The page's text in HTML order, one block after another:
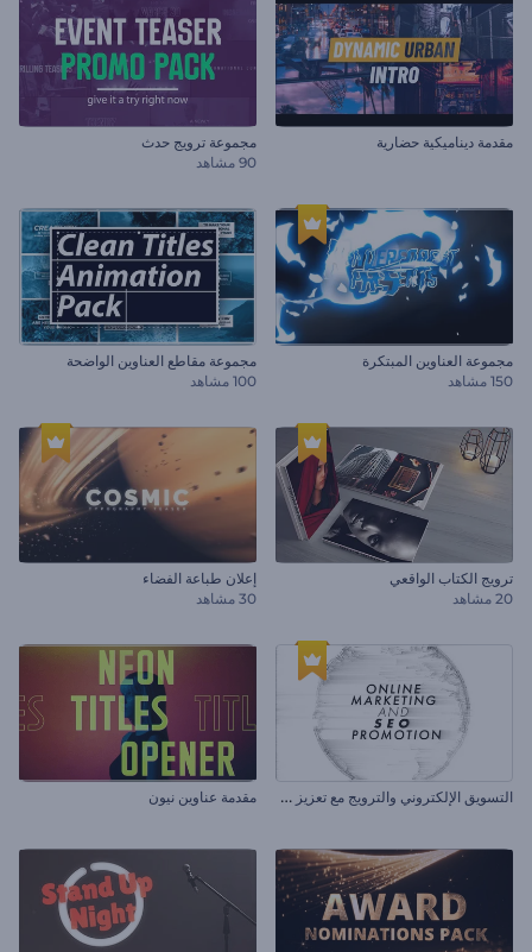
مقدمة ديناميكية حضارية
مجموعة ترويج حدث
90 مشاهد
مجموعة العناوين المبتكرة
150 مشاهد
مجموعة مقاطع العناوين الواضحة
100 مشاهد
ترويج الكتاب الواقعي
20 مشاهد
إعلان طباعة الفضاء
30 مشاهد
ا
لتسويق الإلكتروني والترويج مع تعزيز محرك البحث مقدمة عناوين نيون